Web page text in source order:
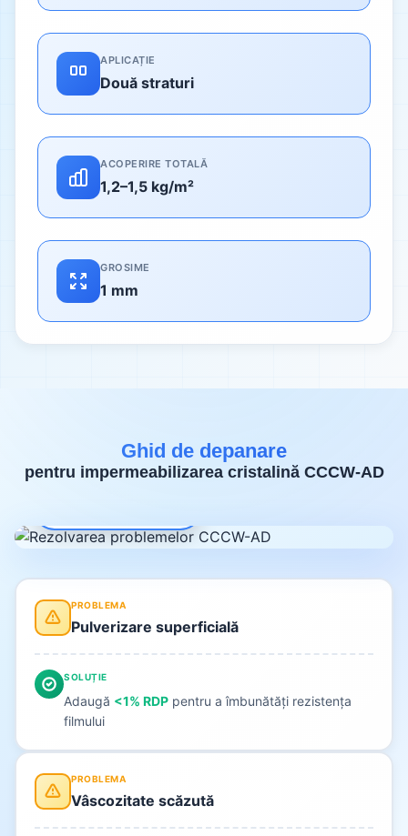
APLICAȚIE
Două straturi
ACOPERIRE TOTALĂ
1,2–1,5 kg/m²
GROSIME
1 mm
Ghid de depanare
pentru impermeabilizarea cristalină CCCW-AD
PROBLEMA
Pulverizare superficială
SOLUȚIE
Adaugă <1% RDP pentru a îmbunătăți rezistența
filmului
PROBLEMA
Vâscozitate scăzută